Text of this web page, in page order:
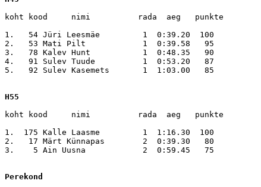
koht kood     nimi          rada  aeg   punkte
1.   54 Jüri Leesmäe         1  0:39.20  100
2.   53 Mati Pilt            1  0:39.58   95
3.   78 Kalev Hunt           1  0:48.35   90
4.   91 Sulev Tuude          1  0:53.20   87
5.   92 Sulev Kasemets       1  1:03.00   85
H55
koht kood     nimi          rada  aeg   punkte
1.  175 Kalle Laasme         1  1:16.30  100
2.   17 Märt Künnapas        2  0:39.30   80
3.    5 Ain Uusna            2  0:59.45   75
Perekond